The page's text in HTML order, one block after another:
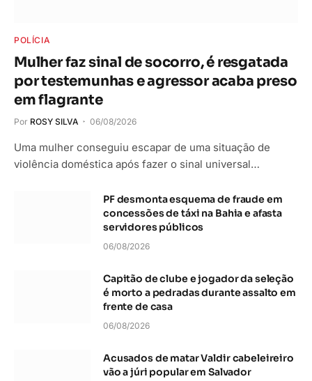
POLÍCIA
Mulher faz sinal de socorro, é resgatada
por testemunhas e agressor acaba preso
em flagrante
Por ROSY SILVA 06/08/2026
Uma mulher conseguiu escapar de uma situação de
violência doméstica após fazer o sinal universal…
PF desmonta esquema de fraude em
concessões de táxi na Bahia e afasta
servidores públicos
06/08/2026
Capitão de clube e jogador da seleção
é morto a pedradas durante assalto em
frente de casa
06/08/2026
Acusados de matar Valdir cabeleireiro
vão a júri popular em Salvador